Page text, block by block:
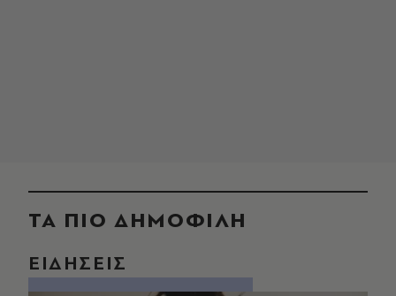
ΤΑ ΠΙΟ ΔΗΜΟΦΙΛΗ
ΕΙΔΗΣΕΙΣ